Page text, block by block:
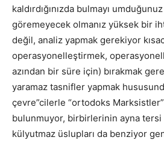
kaldırdığınızda bulmayı
göremeyecek olmanız yüksek bir
değil, analiz yapmak gerekiyor
operasyonelleştirmek,
azından bir süre için) bırakmak
yaramaz tasnifler yapmak
çevre”cilerle “ortodoks
bulunmuyor, birbirlerinin ayna
külyutmaz üslupları da benziyor